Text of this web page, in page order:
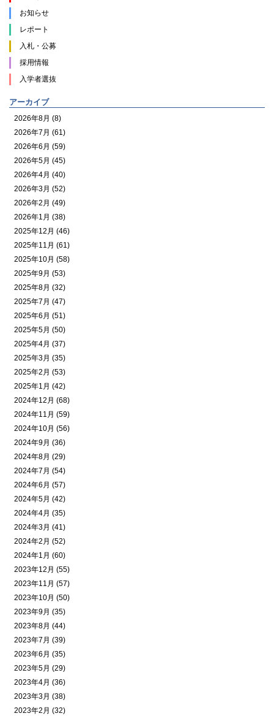
お知らせ
レポート
入札・公募
採用情報
入学者選抜
アーカイブ
2026年8月 (8)
2026年7月 (61)
2026年6月 (59)
2026年5月 (45)
2026年4月 (40)
2026年3月 (52)
2026年2月 (49)
2026年1月 (38)
2025年12月 (46)
2025年11月 (61)
2025年10月 (58)
2025年9月 (53)
2025年8月 (32)
2025年7月 (47)
2025年6月 (51)
2025年5月 (50)
2025年4月 (37)
2025年3月 (35)
2025年2月 (53)
2025年1月 (42)
2024年12月 (68)
2024年11月 (59)
2024年10月 (56)
2024年9月 (36)
2024年8月 (29)
2024年7月 (54)
2024年6月 (57)
2024年5月 (42)
2024年4月 (35)
2024年3月 (41)
2024年2月 (52)
2024年1月 (60)
2023年12月 (55)
2023年11月 (57)
2023年10月 (50)
2023年9月 (35)
2023年8月 (44)
2023年7月 (39)
2023年6月 (35)
2023年5月 (29)
2023年4月 (36)
2023年3月 (38)
2023年2月 (32)